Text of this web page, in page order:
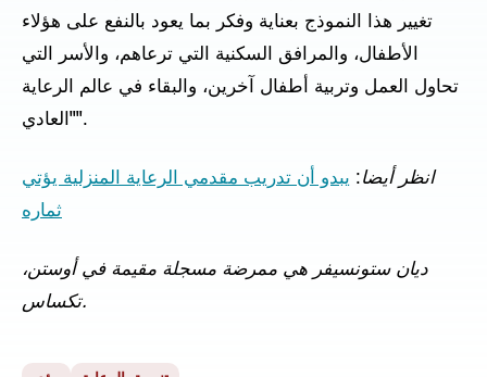
تغيير هذا النموذج بعناية وفكر بما يعود بالنفع على هؤلاء
الأطفال، والمرافق السكنية التي ترعاهم، والأسر التي
تحاول العمل وتربية أطفال آخرين، والبقاء في عالم الرعاية
"العادي".
انظر أيضا: يبدو أن تدريب مقدمي الرعاية المنزلية يؤتي
ثماره
ديان ستونسيفر هي ممرضة مسجلة مقيمة في أوستن،
تكساس.